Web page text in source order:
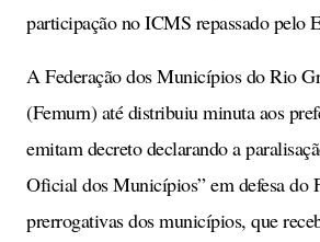
participação no ICMS repassado pelo
A Federação dos Municípios do Rio
(Femurn) até distribuiu minuta aos
emitam decreto declarando a
Oficial dos Municípios” em defesa do
prerrogativas dos municípios, que